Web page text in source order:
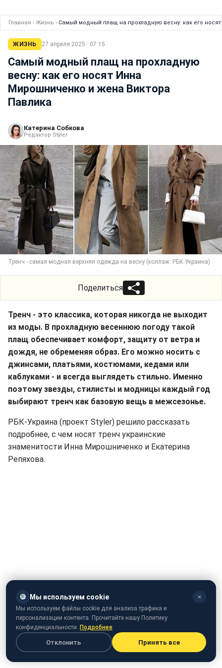
Главная › Жизнь › Самый модный плащ на прохладную весну: как его
ЖИЗНЬ 27 апреля 2025 · 07:15
Самый модный плащ на прохладную
весну: как его носят Инна
Мирошниченко и жена Виктора
Павлика
Катерина Собкова
Редактор Styler
Тренч - самая модная верхняя одежда на весну (коллаж: РБК-Украина)
Поделиться
Тренч - это классика, которая никогда не выходит
из моды. В прохладную весеннюю погоду такой
плащ обеспечивает комфорт, защиту от ветра и
дождя, не обременяя образ. Его можно носить с
джинсами, платьями, костюмами, кедами или
каблуками - и всегда выглядеть стильно. Именно
поэтому звезды, стилисты и модницы каждый год
выбирают тренч как базовую вещь в межсезонье.
РБК-Украина (проект Styler) решило рассказать
подробнее, с чем носят тренч украинские
знаменитости Инна Мирошниченко и Екатерина
Репяхова.
🍪 Мы используем cookie ✕
Мы используем файлы cookie для анализа трафика и
персонализации контента. Прочитайте нашу Политику
конфиденциальности. Подробнее
Отклонить Принять все